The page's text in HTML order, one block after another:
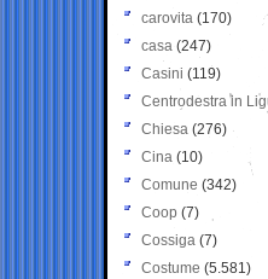
carovita (170)
casa (247)
Casini (119)
Centrodestra in
Chiesa (276)
Cina (10)
Comune (342)
Coop (7)
Cossiga (7)
Costume (5.581)